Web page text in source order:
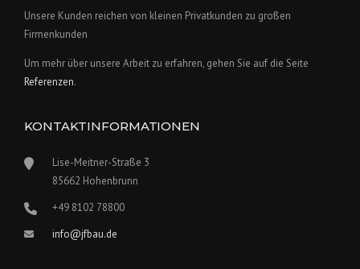
Unsere Kunden reichen von kleinen Privatkunden zu großen
Firmenkunden
Um mehr über unsere Arbeit zu erfahren, gehen Sie auf die Seite
Referenzen.
KONTAKTINFORMATIONEN
Lise-Meitner-Straße 3
85662 Hohenbrunn
+49 8102 78800
info@jfbau.de